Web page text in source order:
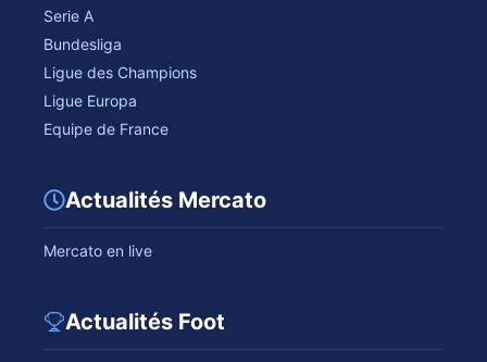
Serie A
Bundesliga
Ligue des Champions
Ligue Europa
Equipe de France
Actualités Mercato
Mercato en live
Actualités Foot